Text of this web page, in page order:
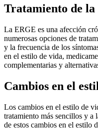
Tratamiento de la
La ERGE es una afección
numerosas opciones de
y la frecuencia de los
en el estilo de vida,
complementarias y
Cambios en el
Los cambios en el estilo de
tratamiento más sencillos y
de estos cambios en el estilo